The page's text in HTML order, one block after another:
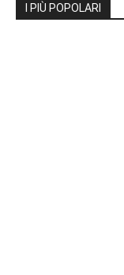
I PIÙ POPOLARI